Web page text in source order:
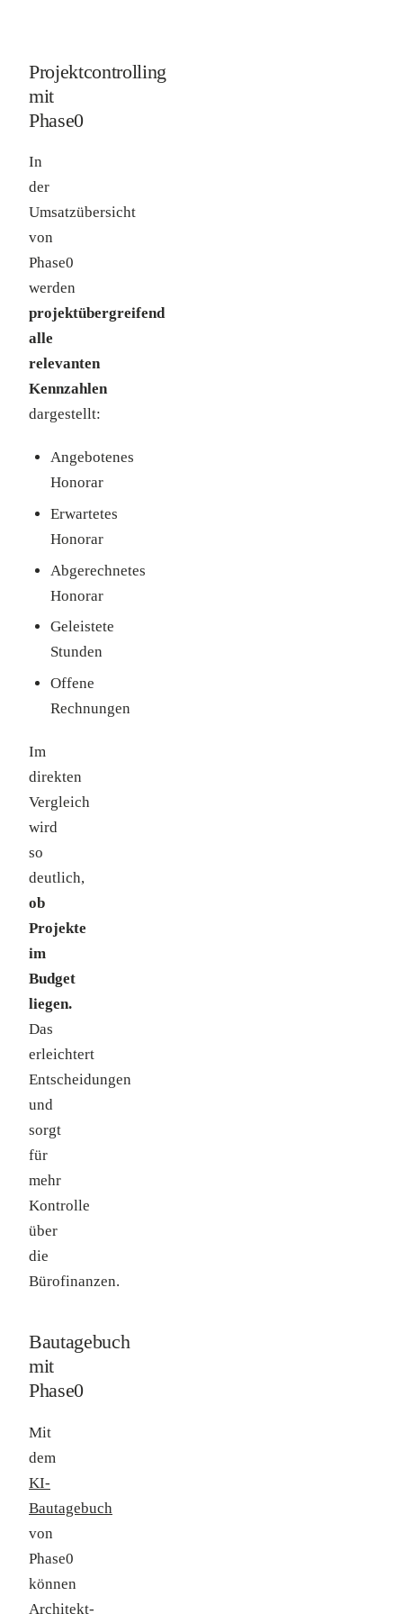
Projektcontrolling
mit
Phase0
In
der
Umsatzübersicht
von
Phase0
werden
projektübergreifend
alle
relevanten
Kennzahlen
dargestellt:
Angebotenes
Honorar
Erwartetes
Honorar
Abgerechnetes
Honorar
Geleistete
Stunden
Offene
Rechnungen
Im
direkten
Vergleich
wird
so
deutlich,
ob
Projekte
im
Budget
liegen.
Das
erleichtert
Entscheidungen
und
sorgt
für
mehr
Kontrolle
über
die
Bürofinanzen.
Bautagebuch
mit
Phase0
Mit
dem
KI-
Bautagebuch
von
Phase0
können
Architekt-